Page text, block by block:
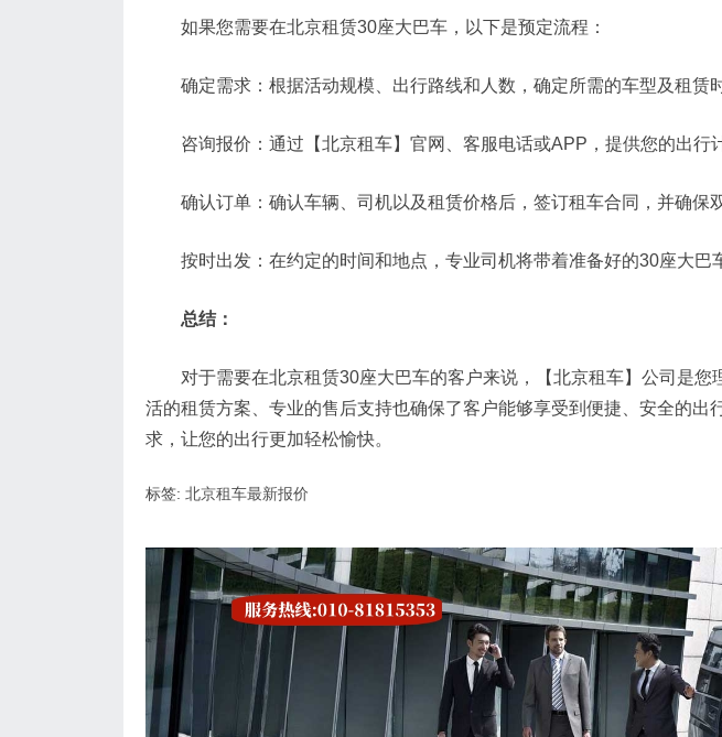
如果您需要在北京租赁30座大巴车，以下是预定流程：
确定需求：根据活动规模、出行路线和人数，确定所需的车型及租赁时
咨询报价：通过【北京租车】官网、客服电话或APP，提供您的出行
确认订单：确认车辆、司机以及租赁价格后，签订租车合同，并确保双
按时出发：在约定的时间和地点，专业司机将带着准备好的30座大巴
总结：
对于需要在北京租赁30座大巴车的客户来说，【北京租车】公司是您
活的租赁方案、专业的售后支持也确保了客户能够享受到便捷、安全的
求，让您的出行更加轻松愉快。
标签: 北京租车最新报价